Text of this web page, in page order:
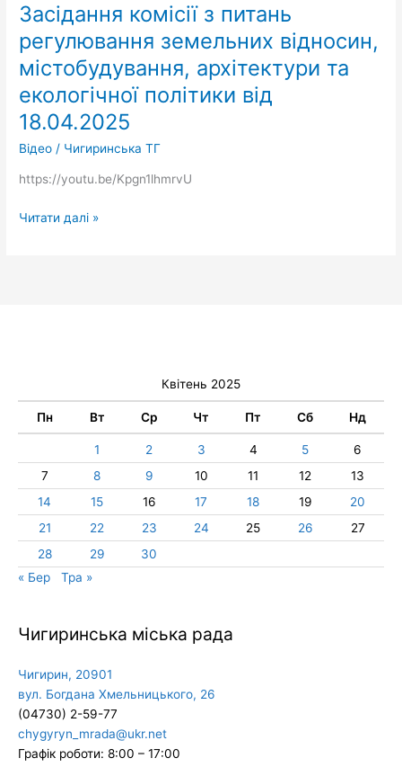
Засідання комісії з питань
регулювання земельних відносин,
містобудування, архітектури та
екологічної політики від
18.04.2025
Відео / Чигиринська ТГ
https://youtu.be/Kpgn1lhmrvU
Засідання
з
питань
регулювання
відносин,
містобудування,
та
політики
Читати далі »
Квітень 2025
Пн Вт Ср Чт Пт Сб Нд
1 2 3 4 5
6
7
8 9 10 11 12
13
14
15 16 17 18 19
20
21
22 23 24 25 26
27
28
29
30
« Бер
Тра »
Чигиринська міська рада
Чигирин, 20901
вул. Богдана Хмельницького, 26
(04730) 2-59-77
chygyryn_mrada@ukr.net
Графік роботи: 8:00 – 17:00